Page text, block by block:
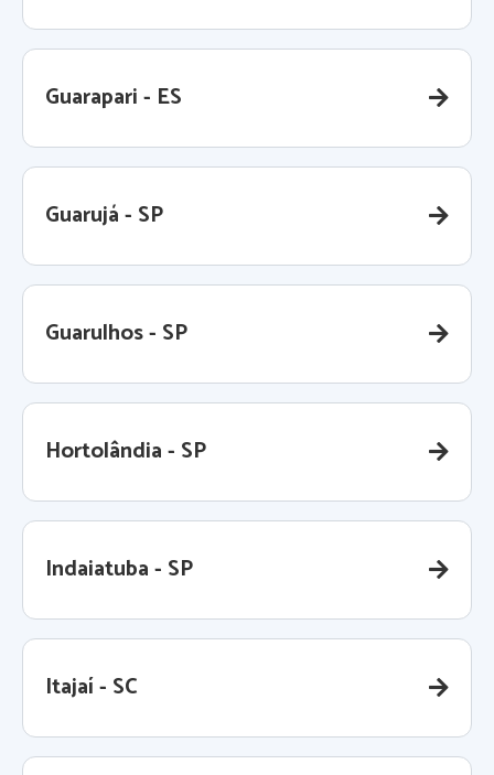
Guarapari - ES
Guarujá - SP
Guarulhos - SP
Hortolândia - SP
Indaiatuba - SP
Itajaí - SC